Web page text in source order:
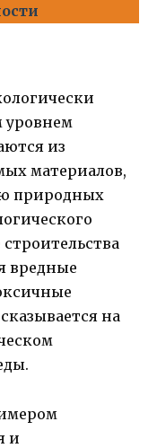
уровнем
из
материалов,
природных
строительства
вредные
на
и